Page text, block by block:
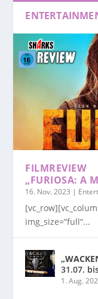
FILMREVIEW
„FURIOSA: A
16. Nov. 2023 |
img_size=“full“...
31.07.
1. Aug.